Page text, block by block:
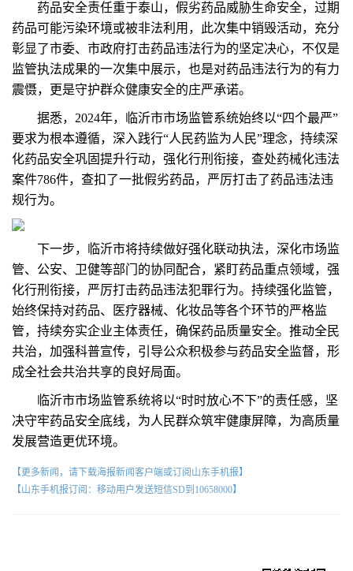
药品安全责任重于泰山，假劣药品威胁生命安全，过期
药品可能污染环境或被非法利用，此次集中销毁活动，充分
彰显了市委、市政府打击药品违法行为的坚定决心，不仅是
监管执法成果的一次集中展示，也是对药品违法行为的有力
震慑，更是守护群众健康安全的庄严承诺。
据悉，2024年，临沂市市场监管系统始终以“四个最严”
要求为根本遵循，深入践行“人民药监为人民”理念，持续深
化药品安全巩固提升行动，强化行刑衔接，查处药械化违法
案件786件，查扣了一批假劣药品，严厉打击了药品违法违
规行为。
下一步，临沂市将持续做好强化联动执法，深化市场监
管、公安、卫健等部门的协同配合，紧盯药品重点领域，强
化行刑衔接，严厉打击药品违法犯罪行为。持续强化监管，
始终保持对药品、医疗器械、化妆品等各个环节的严格监
管，持续夯实企业主体责任，确保药品质量安全。推动全民
共治，加强科普宣传，引导公众积极参与药品安全监督，形
成全社会共治共享的良好局面。
临沂市市场监管系统将以“时时放心不下”的责任感，坚
决守牢药品安全底线，为人民群众筑牢健康屏障，为高质量
发展营造更优环境。
【更多新闻，请下载海报新闻客户端或订阅山东手机报】
【山东手机报订阅：移动用户发送短信SD到10658000】